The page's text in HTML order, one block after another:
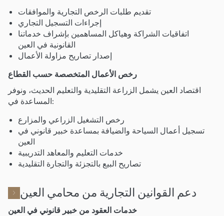
تقديم طلبات الرخص التجارية والموافقات
إجراءات التسجيل التجاري
اتفاقيات الشراكة وهياكل المساهمين بإشراف خدماتنا
القانونية في العين
إصدار تصاريح مزاولة الأعمال
رخص الأعمال المتخصصة حسب القطاع
اقتصاد العين يشمل الزراعة التقليدية والتعليم الحديث، ونوفر
المساعدة في:
رخص التشغيل الزراعي والمزارع
تسجيل أعمال السياحة والضيافة بمساعدة خبير قانوني في
العين
خدمات التعليم والمعاهد التدريبية
تصاريح البيع بالتجزئة والتجارة التقليدية
دعم القوانين التجارية من محامي العين
خدمات العقود من خبير قانوني في العين